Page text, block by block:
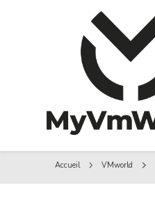
MyVMworld
MyVMworld
Accueil VMworld